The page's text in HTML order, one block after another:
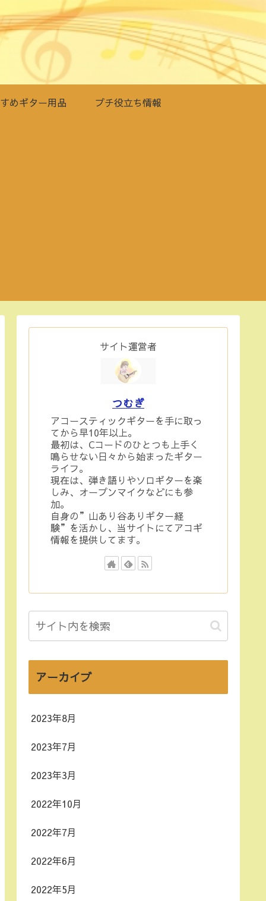
めギター用品 プチ役立ち情報
サイト運営者
つむぎ
アコースティックギターを手に取っ
てから早10年以上。
最初は、Cコードのひとつも上手く
鳴らせない日々から始まったギター
ライフ。
現在は、弾き語りやソロギターを楽
しみ、オープンマイクなどにも参
加。
自身の”山あり谷ありギター経
験”を活かし、当サイトにてアコギ
情報を提供してます。
アーカイブ
2023年8月
2023年7月
2023年3月
2022年10月
2022年7月
2022年6月
2022年5月